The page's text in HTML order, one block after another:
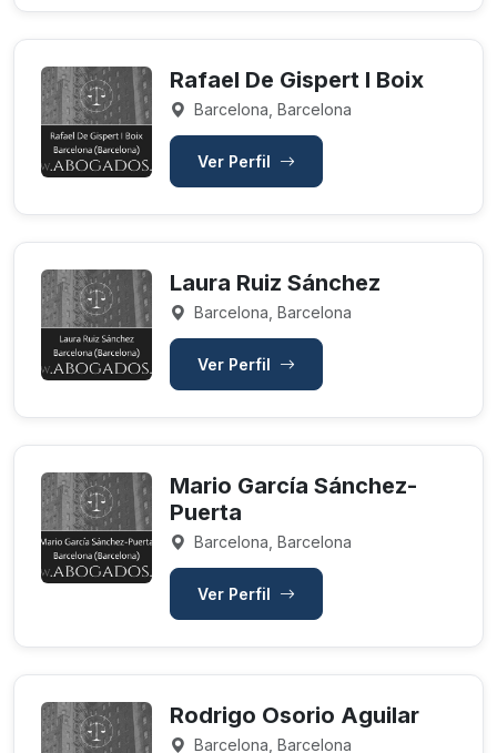
Rafael De Gispert I Boix
Barcelona, Barcelona
Ver Perfil
Laura Ruiz Sánchez
Barcelona, Barcelona
Ver Perfil
Mario García Sánchez-
Puerta
Barcelona, Barcelona
Ver Perfil
Rodrigo Osorio Aguilar
Barcelona, Barcelona